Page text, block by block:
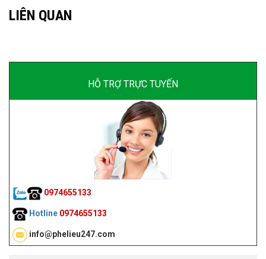
LIÊN QUAN
HỖ TRỢ TRỰC TUYẾN
0974655133
Hotline 0974655133
info@phelieu247.com